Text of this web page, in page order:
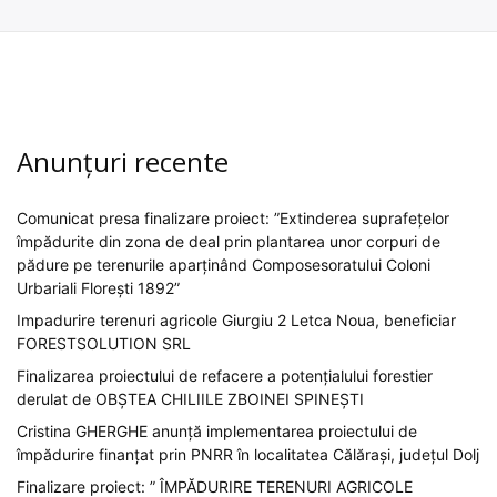
Anunțuri recente
Comunicat presa finalizare proiect: ”Extinderea suprafețelor
împădurite din zona de deal prin plantarea unor corpuri de
pădure pe terenurile aparținând Composesoratului Coloni
Urbariali Florești 1892”
Impadurire terenuri agricole Giurgiu 2 Letca Noua, beneficiar
FORESTSOLUTION SRL
Finalizarea proiectului de refacere a potențialului forestier
derulat de OBȘTEA CHILIILE ZBOINEI SPINEȘTI
Cristina GHERGHE anunță implementarea proiectului de
împădurire finanțat prin PNRR în localitatea Călărași, județul Dolj
Finalizare proiect: ” ÎMPĂDURIRE TERENURI AGRICOLE